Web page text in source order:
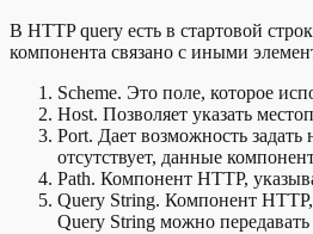
В HTTP query есть в стартовой
компонента связано с иными
Scheme. Это поле, которое
Host. Позволяет указать
Port. Дает возможность
отсутствует, данные
Path. Компонент HTTP,
Query String. Компонент HTTP,
Query String можно передавать